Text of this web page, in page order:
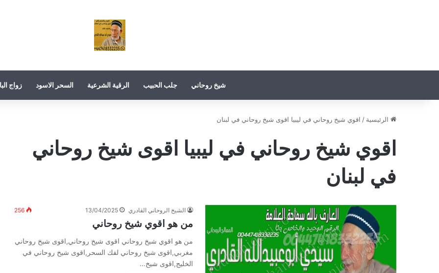
شيخ روحاني جلب الحبيب الرقية الشرعية السحر الاسود زواج
الرئيسية / اقوي شيخ روحاني في ليبيا اقوى شيخ روحاني في لبنان
اقوي شيخ روحاني في ليبيا اقوى شيخ روحاني
في لبنان
الشيخ الروحاني القادري 13/04/2025
256
من هو اقوي شيخ روحاني
من هو اقوي شيخ روحاني اقوى شيخ روحاني,اقوى شيخ روحاني
مغربي,اقوى شيخ روحاني لفك السحر,اقوى شيخ روحاني في
الخليج,اقوى شيخ…